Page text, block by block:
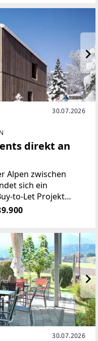
30.07.2026
direkt an
Alpen zwischen
sich ein
to-Let Projekt
Fieberbrunn im
hier angebotene
30.07.2026